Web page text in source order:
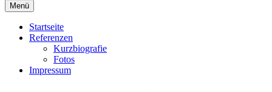
Menü
Startseite
Referenzen
Kurzbiografie
Fotos
Impressum